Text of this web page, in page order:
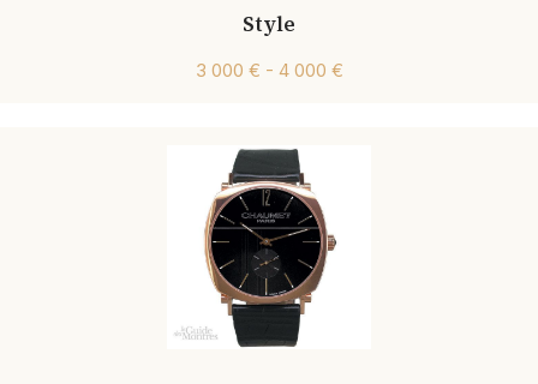
Style
3 000 € - 4 000 €